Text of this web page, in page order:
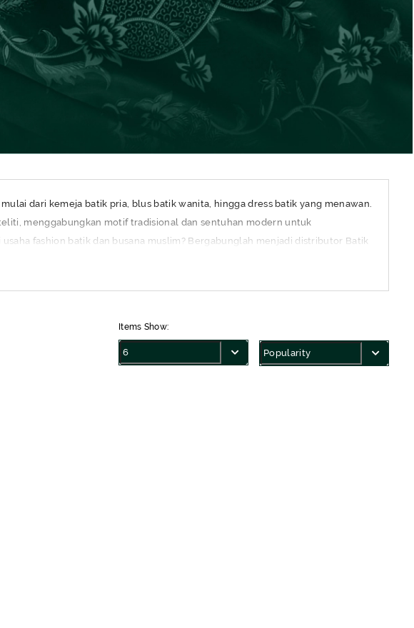
dari kemeja batik pria, blus batik wanita, hingga dress batik yang menawan.
menggabungkan motif tradisional dan sentuhan modern untuk
fashion batik dan busana muslim? Bergabunglah menjadi distributor Batik
dijual kembali.
Items Show: